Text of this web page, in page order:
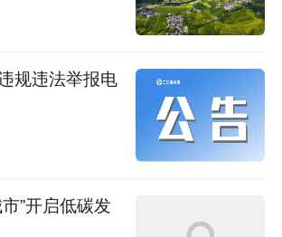
机构对《痕迹》的文学价值给予
则关注书中对集体经济、数字经
性探讨，多篇论文已被纳入高校
规违法举报电
”开启低碳发